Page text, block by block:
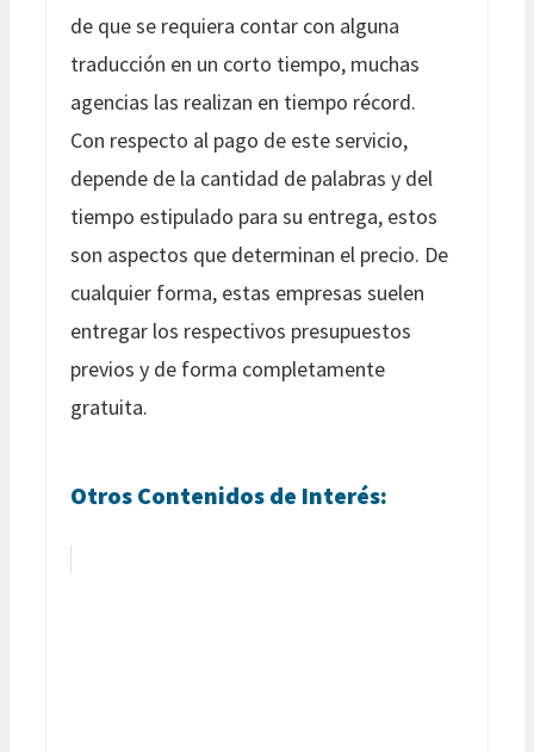
de que se requiera contar con alguna
traducción en un corto tiempo, muchas
agencias las realizan en tiempo récord.
Con respecto al pago de este servicio,
depende de la cantidad de palabras y del
tiempo estipulado para su entrega, estos
son aspectos que determinan el precio. De
cualquier forma, estas empresas suelen
entregar los respectivos presupuestos
previos y de forma completamente
gratuita.
Otros Contenidos de Interés: